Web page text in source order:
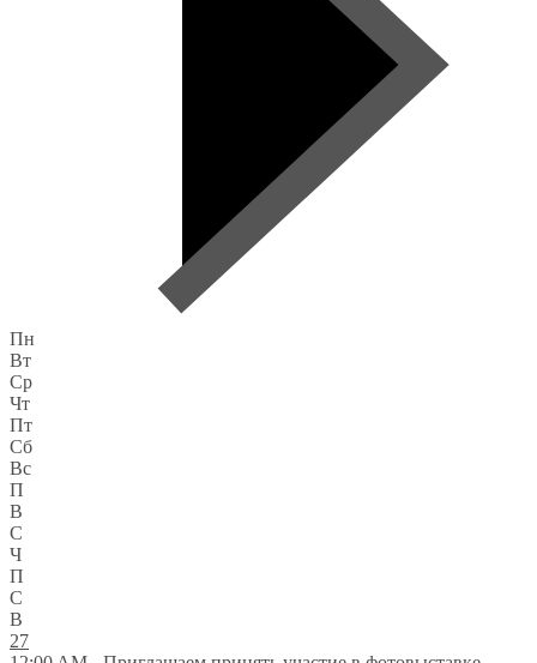
Пн
Вт
Ср
Чт
Пт
Сб
Вс
П
В
С
Ч
П
С
В
27